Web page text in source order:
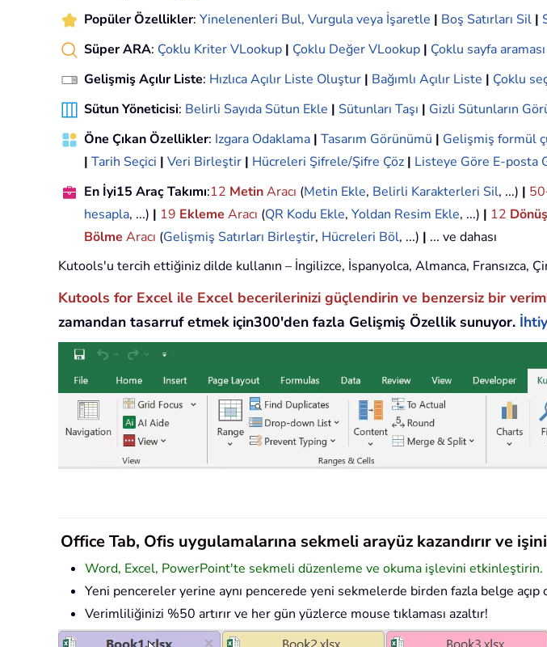
Popüler Özellikler: Yinelenenleri Bul, Vurgula veya İşaretle | Boş Satırları Sil |
Süper ARA: Çoklu Kriter VLookup | Çoklu Değer VLookup | Çoklu sayfa araması
Gelişmiş Açılır Liste: Hızlıca Açılır Liste Oluştur | Bağımlı Açılır Liste | Çoklu
Sütun Yöneticisi: Belirli Sayıda Sütun Ekle | Sütunları Taşı | Gizli Sütunların
Öne Çıkan Özellikler: Izgara Odaklama | Tasarım Görünümü | Gelişmiş formül
| Tarih Seçici | Veri Birleştir | Hücreleri Şifrele/Şifre Çöz | Listeye Göre E-posta
En İyi15 Araç Takımı:12 MetinAracı (Metin Ekle, Belirli Karakterleri Sil, ...) |
hesapla, ...) | 19 Ekleme Aracı (QR Kodu Ekle, Yoldan Resim Ekle, ...) | 12
Bölme Aracı (Gelişmiş Satırları Birleştir, Hücreleri Böl, ...) | ... ve dahası
Kutools'u tercih ettiğiniz dilde kullanın – İngilizce, İspanyolca, Almanca, Fransızca,
Kutools for Excel ile Excel becerilerinizi güçlendirin ve benzersiz bir
zamandan tasarruf etmek için300'den fazla Gelişmiş Özellik sunuyor.
Office Tab, Ofis uygulamalarına sekmeli arayüz kazandırır ve
Word, Excel, PowerPoint'te sekmeli düzenleme ve okuma işlevini etkinleştirin.
Yeni pencereler yerine aynı pencerede yeni sekmelerde birden fazla belge açıp
Verimliliğinizi %50 artırır ve her gün yüzlerce mouse tıklaması azaltır!